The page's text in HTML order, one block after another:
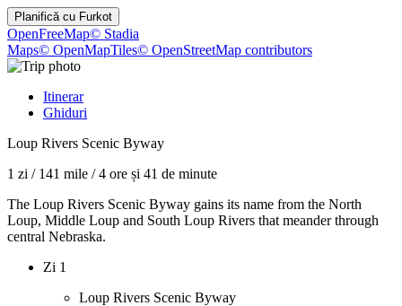
Planifică cu Furkot
OpenFreeMap© Stadia
Maps© OpenMapTiles© OpenStreetMap contributors
Itinerar
Ghiduri
Loup Rivers Scenic Byway
1 zi / 141 mile /4 ore și 41 de minute
The Loup Rivers Scenic Byway gains its name from the North
Loup, Middle Loup and South Loup Rivers that meander through
central Nebraska.
Zi 1
Loup Rivers Scenic Byway